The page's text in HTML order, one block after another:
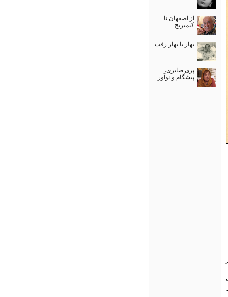
از اصفهان تا
کیمبریج
بهار با بهار رفت
پری صابری،
پیشگام و نوآور